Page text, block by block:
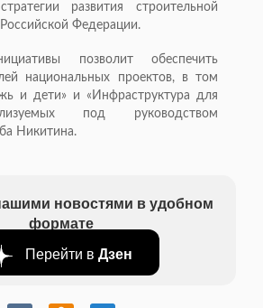
развития строительной
Федерации.
позволит обеспечить
национальных проектов, в том
и дети» и «Инфраструктура для
под руководством
Никитина.
новостями в удобном
формате
Перейти в Дзен